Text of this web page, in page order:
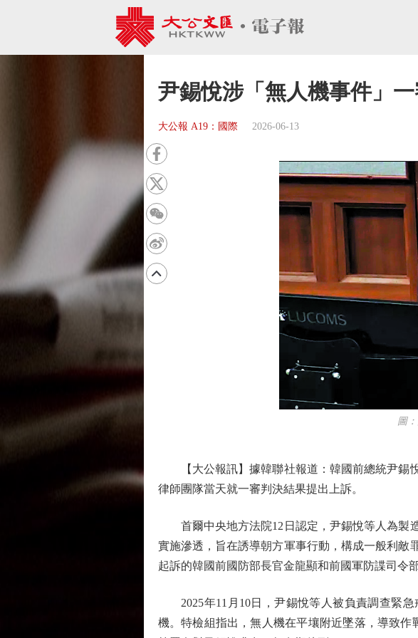
尹錫悅涉「無人機事件」
大公報 A19：國際 2026-06-13
圖：尹
【大公報訊】據韓聯社報道：韓國前總統尹錫悅
律師團隊當天就一審判決結果提出上訴。
首爾中央地方法院12日認定，尹錫悅等人為製造
實施滲透，旨在誘導朝方軍事行動，構成一般利敵
起訴的韓國前國防部長官金龍顯和前國軍防諜司令
2025年11月10日，尹錫悅等人被負責調查緊急
機。特檢組指出，無人機在平壤附近墜落，導致